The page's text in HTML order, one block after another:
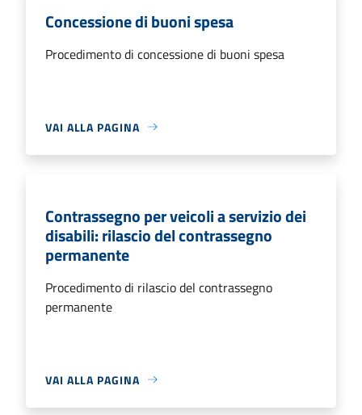
Concessione di buoni spesa
Procedimento di concessione di buoni spesa
VAI ALLA PAGINA
Contrassegno per veicoli a servizio dei
disabili: rilascio del contrassegno
permanente
Procedimento di rilascio del contrassegno
permanente
VAI ALLA PAGINA